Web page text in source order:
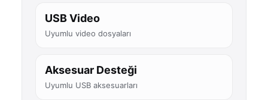
USB Video
Uyumlu video dosyaları
Aksesuar Desteği
Uyumlu USB aksesuarları